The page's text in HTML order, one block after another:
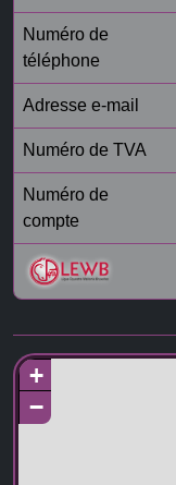
Numéro de
téléphone
Adresse e-mail
Numéro de TVA
Numéro de
compte
+
−